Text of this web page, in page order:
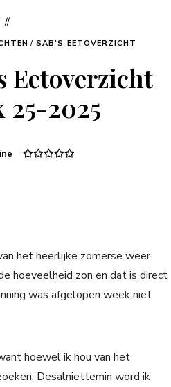
/ SAB'S EETOVERZICHT
Eetoverzicht
25-2025
het heerlijke zomerse weer
hoeveelheid zon en dat is direct
was afgelopen week niet
hoewel ik hou van het
Desalniettemin word ik